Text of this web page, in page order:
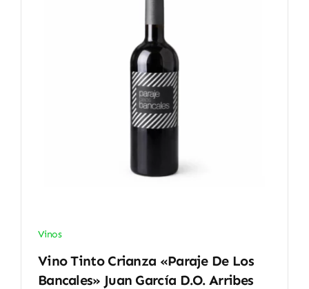
Vinos
Vino Tinto Crianza «Paraje De Los
Bancales» Juan García D.O. Arribes